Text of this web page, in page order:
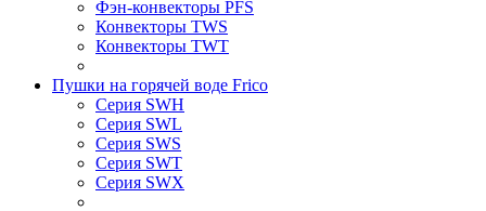
Фэн-конвекторы PFS
Конвекторы TWS
Конвекторы TWT
Пушки на горячей воде Frico
Серия SWH
Серия SWL
Серия SWS
Серия SWT
Серия SWX